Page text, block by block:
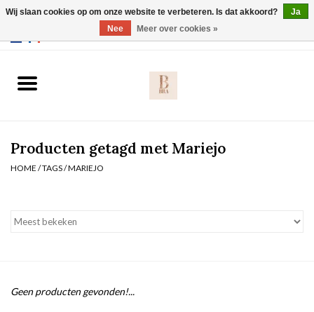
Slip
Nachtmode
Producten getagd met Mariejo
HOME /TAGS/MARIEJO
Geen producten gevonden!...
Wij slaan cookies op om onze website te verbeteren. Is dat akkoord?
Ja
Nee
Meer over cookies »
Webshop werkt met EU maten. .